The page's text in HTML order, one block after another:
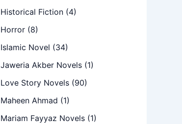
Historical Fiction (4)
Horror (8)
Islamic Novel (34)
Jaweria Akber Novels (1)
Love Story Novels (90)
Maheen Ahmad (1)
Mariam Fayyaz Novels (1)